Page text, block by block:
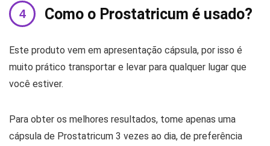
Como o Prostatricum é usado?
Este produto vem em apresentação cápsula, por isso é
muito prático transportar e levar para qualquer lugar que
você estiver.
Para obter os melhores resultados, tome apenas uma
cápsula de Prostatricum 3 vezes ao dia, de preferência